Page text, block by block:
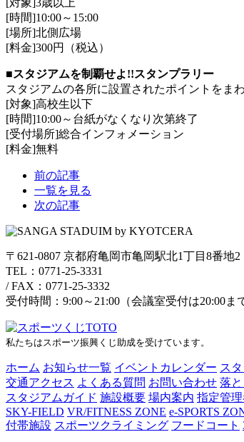
[時間]10:00～15:00
[場所]北側広場
[料金]300円（税込）
■スタジアムを制覇せよ!!スタンプラリー
スタジアムの各所に設置されたポイントをま
[対象]高校生以下
[時間]10:00～台紙がなくなり次第終了
[受付場所]総合インフォメーション
[料金]無料
前の記事
一覧を見る
次の記事
〒621-0807 京都府亀岡市亀岡駅北1丁目8番地2
TEL：0771-25-3331
/FAX：0771-25-3332
受付時間：9:00～21:00（会議室受付は20:00ま
私たちはスポーツ振興くじ助成を受けています。
ホーム お知らせ一覧 イベントカレンダー ス
交通アクセス よくある質問 お問い合わせ 落
スタジアムガイド 施設概要 場内案内 指定管
SKY-FIELD VR/FITNESS ZONE e-SPORTS
付帯施設 スポーツクライミング フードコート